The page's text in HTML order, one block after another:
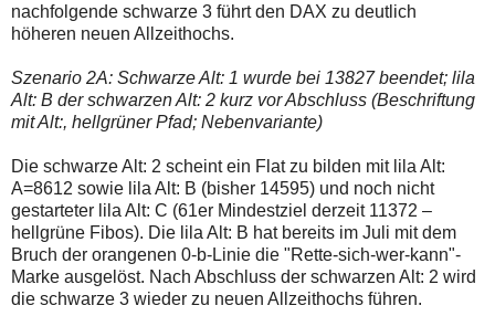
nachfolgende schwarze 3 führt den DAX zu deutlich
höheren neuen Allzeithochs.
Szenario 2A: Schwarze Alt: 1 wurde bei 13827 beendet; lila
Alt: B der schwarzen Alt: 2 kurz vor Abschluss (Beschriftung
mit Alt:, hellgrüner Pfad; Nebenvariante)
Die schwarze Alt: 2 scheint ein Flat zu bilden mit lila Alt:
A=8612 sowie lila Alt: B (bisher 14595) und noch nicht
gestarteter lila Alt: C (61er Mindestziel derzeit 11372 –
hellgrüne Fibos). Die lila Alt: B hat bereits im Juli mit dem
Bruch der orangenen 0-b-Linie die "Rette-sich-wer-kann"-
Marke ausgelöst. Nach Abschluss der schwarzen Alt: 2 wird
die schwarze 3 wieder zu neuen Allzeithochs führen.